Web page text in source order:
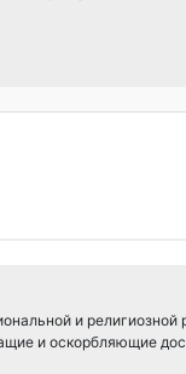
и религиозной
и оскорбляющие